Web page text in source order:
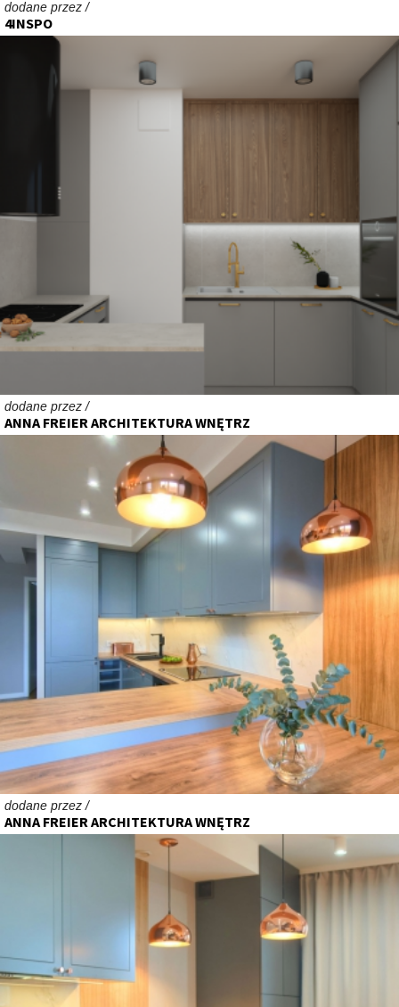
dodane przez /
4INSPO
dodane przez /
ANNA FREIER ARCHITEKTURA WNĘTRZ
dodane przez /
ANNA FREIER ARCHITEKTURA WNĘTRZ